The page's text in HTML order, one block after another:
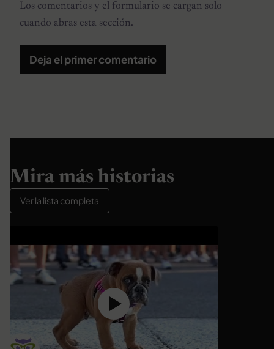
Los comentarios y el formulario se cargan solo
cuando abras esta sección.
Deja el primer comentario
Mira más historias
Ver la lista completa